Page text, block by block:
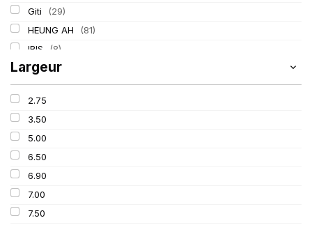
Giti
(29)
HEUNG AH
(81)
IRIS
(8)
ITALMATIC
KLEBER (116)
LASSA
LING LONG
MICHELIN
MITAS
Mondolfo ferro
PIRELLI
PROMETEON
Largeur
2.75
3.50
5.00
6.50
6.90
7.00
7.50